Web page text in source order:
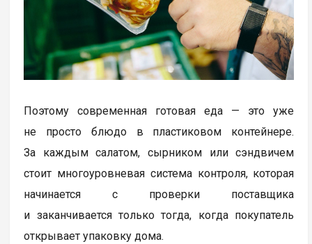
Поэтому современная готовая еда — это уже
не просто блюдо в пластиковом контейнере.
За каждым салатом, сырником или сэндвичем
стоит многоуровневая система контроля, которая
начинается с проверки поставщика
и заканчивается только тогда, когда покупатель
открывает упаковку дома.